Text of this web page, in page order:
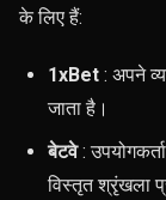
के लिए हैं:
1xBet : अपने
जाता है।
बेटवे:
विस्तृत श्रृंखला